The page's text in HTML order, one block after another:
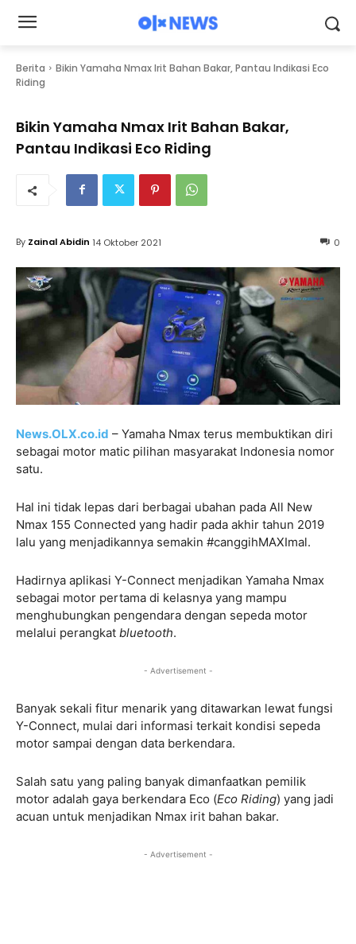
Berita
Bikin Yamaha Nmax Irit Bahan Bakar, Pantau Indikasi Eco
Riding
Bikin Yamaha Nmax Irit Bahan Bakar,
Pantau Indikasi Eco Riding
0
By Zainal Abidin 14 Oktober 2021
News.OLX.co.id – Yamaha Nmax terus membuktikan diri
sebagai motor matic pilihan masyarakat Indonesia nomor
satu.
Hal ini tidak lepas dari berbagai ubahan pada All New
Nmax 155 Connected yang hadir pada akhir tahun 2019
lalu yang menjadikannya semakin #canggihMAXImal.
Hadirnya aplikasi Y-Connect menjadikan Yamaha Nmax
sebagai motor pertama di kelasnya yang mampu
menghubungkan pengendara dengan sepeda motor
melalui perangkat bluetooth.
- Advertisement -
Banyak sekali fitur menarik yang ditawarkan lewat fungsi
Y-Connect, mulai dari informasi terkait kondisi sepeda
motor sampai dengan data berkendara.
Salah satu yang paling banyak dimanfaatkan pemilik
motor adalah gaya berkendara Eco (Eco Riding) yang jadi
acuan untuk menjadikan Nmax irit bahan bakar.
- Advertisement -